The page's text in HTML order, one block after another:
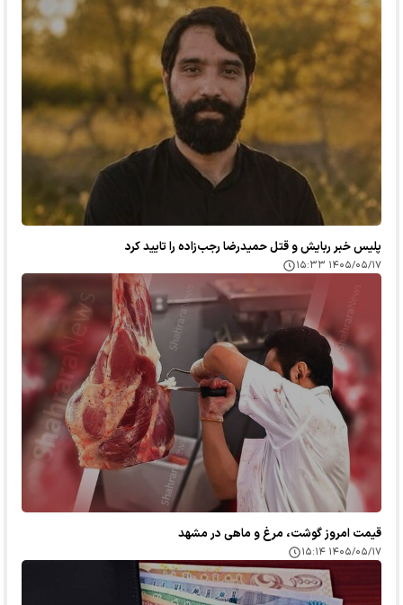
پلیس خبر ربایش و قتل حمیدرضا رجب‌زاده را تایید کرد
۱۴۰۵/۰۵/۱۷ ۱۵:۳۳
قیمت امروز گوشت، مرغ و ماهی در مشهد
۱۴۰۵/۰۵/۱۷ ۱۵:۱۴